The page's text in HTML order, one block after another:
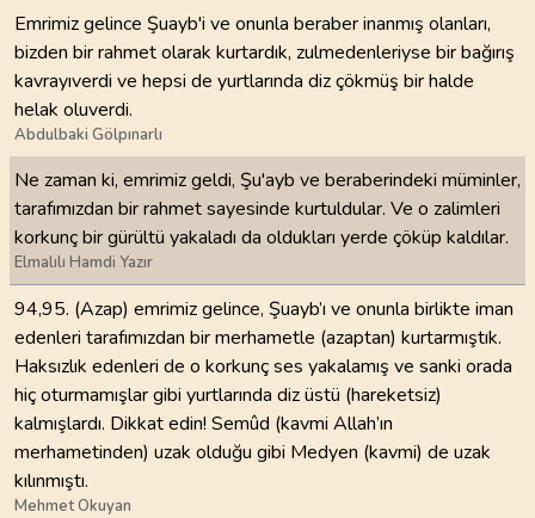
Emrimiz gelince Şuayb'i ve onunla beraber inanmış olanları,
bizden bir rahmet olarak kurtardık, zulmedenleriyse bir bağırış
kavrayıverdi ve hepsi de yurtlarında diz çökmüş bir halde
helak oluverdi.
Abdulbaki Gölpınarlı
Ne zaman ki, emrimiz geldi, Şu'ayb ve beraberindeki müminler,
tarafımızdan bir rahmet sayesinde kurtuldular. Ve o zalimleri
korkunç bir gürültü yakaladı da oldukları yerde çöküp kaldılar.
Elmalılı Hamdi Yazır
94,95. (Azap) emrimiz gelince, Şuayb’ı ve onunla birlikte iman
edenleri tarafımızdan bir merhametle (azaptan) kurtarmıştık.
Haksızlık edenleri de o korkunç ses yakalamış ve sanki orada
hiç oturmamışlar gibi yurtlarında diz üstü (hareketsiz)
kalmışlardı. Dikkat edin! Semûd (kavmi Allah’ın
merhametinden) uzak olduğu gibi Medyen (kavmi) de uzak
kılınmıştı.
Mehmet Okuyan